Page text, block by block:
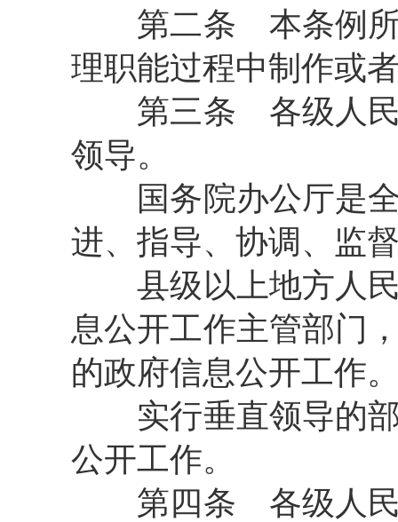
第二条 本条例
理职能过程中制作或
第三条 各级人
领导。
国务院办公厅是全
进、指导、协调、监
县级以上地方人民
息公开工作主管部门
的政府信息公开工作
实行垂直领导的部
公开工作。
第四条 各级人